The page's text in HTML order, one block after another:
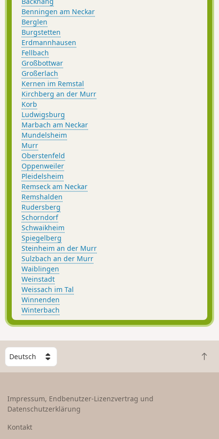
Benningen am Neckar
Berglen
Burgstetten
Erdmannhausen
Fellbach
Großbottwar
Großerlach
Kernen im Remstal
Kirchberg an der Murr
Korb
Ludwigsburg
Marbach am Neckar
Mundelsheim
Murr
Oberstenfeld
Oppenweiler
Pleidelsheim
Remseck am Neckar
Remshalden
Rudersberg
Schorndorf
Schwaikheim
Spiegelberg
Steinheim an der Murr
Sulzbach an der Murr
Waiblingen
Weinstadt
Weissach im Tal
Winnenden
Winterbach
W
ä
h
e
n
Z
u
Impressum, Endbenutzer-Lizenzvertrag und
Datenschutzerklärung
Kontakt